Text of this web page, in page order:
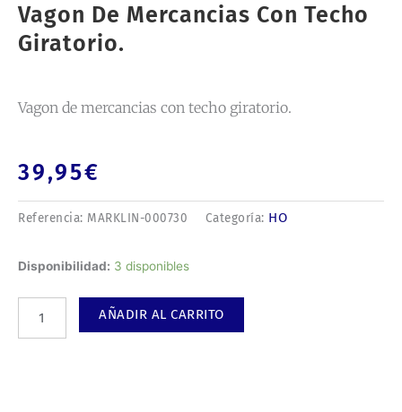
Vagon De Mercancias Con Techo
Giratorio.
Vagon de mercancias con techo giratorio.
39,95€
Referencia: MARKLIN-000730 Categoría: HO
Disponibilidad: 3 disponibles
Vagon
techo
AÑADIR AL CARRITO